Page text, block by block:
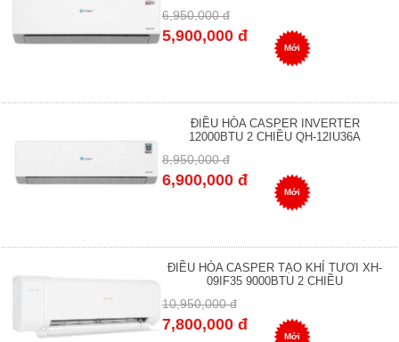
6,950,000 đ
5,900,000 đ
Mới
ĐIỀU HÒA CASPER INVERTER
12000BTU 2 CHIỀU QH-12IU36A
8,950,000 đ
6,900,000 đ
Mới
ĐIỀU HÒA CASPER TẠO KHÍ TƯƠI XH-
09IF35 9000BTU 2 CHIỀU
10,950,000 đ
7,800,000 đ
Mới